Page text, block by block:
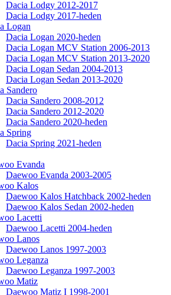
Dacia Lodgy 2012-2017
Dacia Lodgy 2017-heden
Logan
Dacia Logan 2020-heden
Dacia Logan MCV Station 2006-2013
Dacia Logan MCV Station 2013-2020
Dacia Logan Sedan 2004-2013
Dacia Logan Sedan 2013-2020
Sandero
Dacia Sandero 2008-2012
Dacia Sandero 2012-2020
Dacia Sandero 2020-heden
Spring
Dacia Spring 2021-heden
Evanda
Daewoo Evanda 2003-2005
Kalos
Daewoo Kalos Hatchback 2002-heden
Daewoo Kalos Sedan 2002-heden
Lacetti
Daewoo Lacetti 2004-heden
Lanos
Daewoo Lanos 1997-2003
Leganza
Daewoo Leganza 1997-2003
Matiz
Daewoo Matiz I 1998-2001